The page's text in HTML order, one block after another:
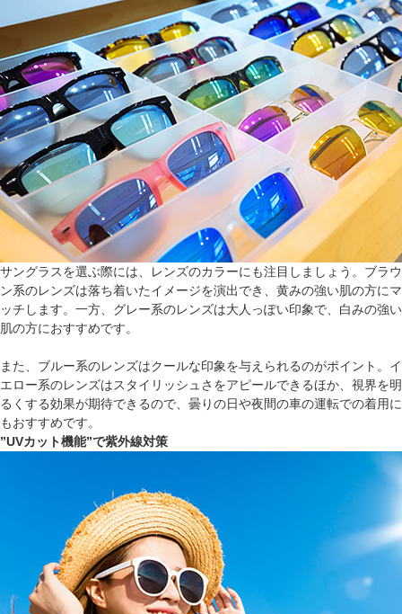
サングラスを選ぶ際には、レンズのカラーにも注目しましょう。ブラウ
ン系のレンズは落ち着いたイメージを演出でき、黄みの強い肌の方にマ
ッチします。一方、グレー系のレンズは大人っぽい印象で、白みの強い
肌の方におすすめです。
また、ブルー系のレンズはクールな印象を与えられるのがポイント。イ
エロー系のレンズはスタイリッシュさをアピールできるほか、視界を明
るくする効果が期待できるので、曇りの日や夜間の車の運転での着用に
もおすすめです。
”UVカット機能”で紫外線対策